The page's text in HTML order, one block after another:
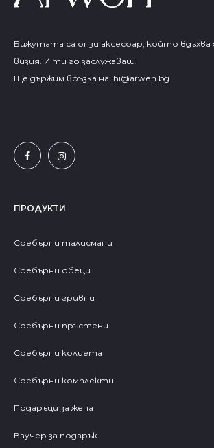
Бижутата са онзи аксесоар, който вдъхва
визия. И ти го заслужаваш.
Ще държим връзка на: hi@arwen.bg
ПРОДУКТИ
Сребърни талисмани
Сребърни обеци
Сребърни гривни
Сребърни пръстени
Сребърни колиета
Сребърни комплекти
Подаръци за жена
Ваучер за подарък